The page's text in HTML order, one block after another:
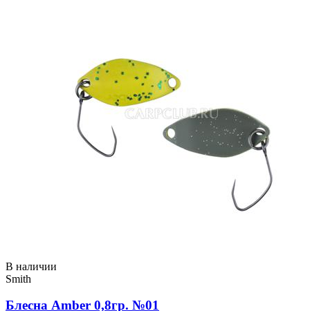
В наличии
Smith
Блесна Amber 0,8гр. №01